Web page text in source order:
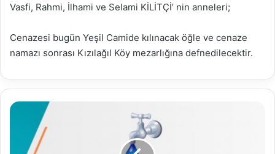
Vasfi, Rahmi, İlhami ve Selami KİLİTÇİ’ nin anneleri;
Cenazesi bugün Yeşil Camide kılınacak öğle ve cenaze
namazı sonrası Kızılağıl Köy mezarlığına defnedilecektir.
01.10.2022
Raporu